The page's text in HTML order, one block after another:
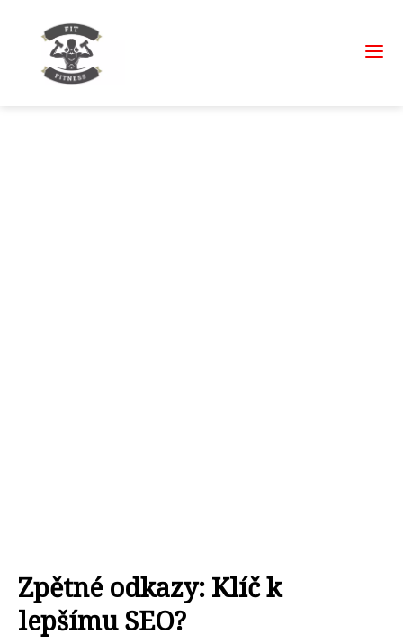
Zpětné odkazy: Klíč k
lepšímu SEO?